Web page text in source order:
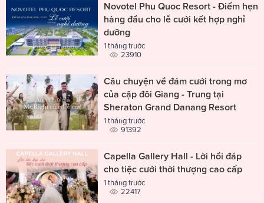
Novotel Phu Quoc Resort - Điểm hẹn
hàng đầu cho lễ cưới kết hợp nghỉ
dưỡng
1 tháng trước
23910
Câu chuyện về đám cưới trong mơ
của cặp đôi Giang - Trung tại
Sheraton Grand Danang Resort
1 tháng trước
91392
Capella Gallery Hall - Lời hồi đáp
cho tiệc cưới thời thượng cao cấp
1 tháng trước
22417